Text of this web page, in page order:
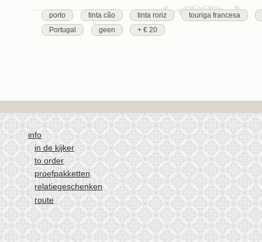
porto tinta cão tinta roriz
touriga francesa
Portugal
geen + € 20
info
in de kijker
to order
proefpakketten
relatiegeschenken
route